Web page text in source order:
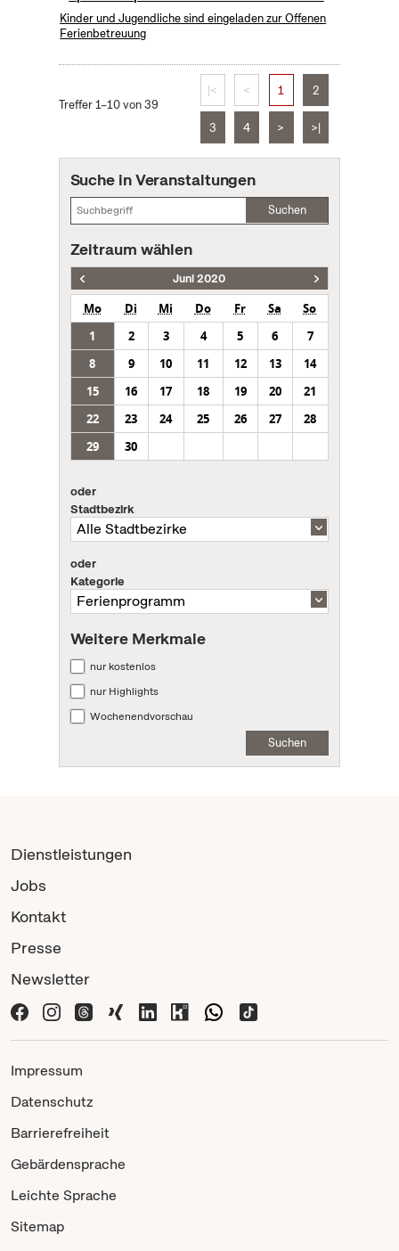
Kinder und Jugendliche sind eingeladen zur Offenen
Ferienbetreuung
Treffer 1–10 von 39
|< < 1 2
3 4 > >|
Suche in Veranstaltungen
Suchen
Zeitraum wählen
Juni 2020
Mo Di Mi Do Fr Sa
So
1
2 3 4 5 6
7
8
9 10 11 12 13
14
15
16 17 18 19 20
21
22
23 24 25 26 27
28
29
30
oder
Stadtbezirk
oder
Kategorie
Weitere Merkmale
nur kostenlos
nur Highlights
Wochenendvorschau
Suchen
Dienstleistungen
Jobs
Kontakt
Presse
Newsletter
Impressum
Datenschutz
Barrierefreiheit
Gebärdensprache
Leichte Sprache
Sitemap